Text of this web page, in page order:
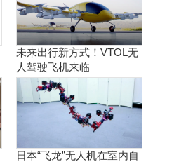
未来出行新方式！VTOL无
人驾驶飞机来临
日本“飞龙”无人机在室内自